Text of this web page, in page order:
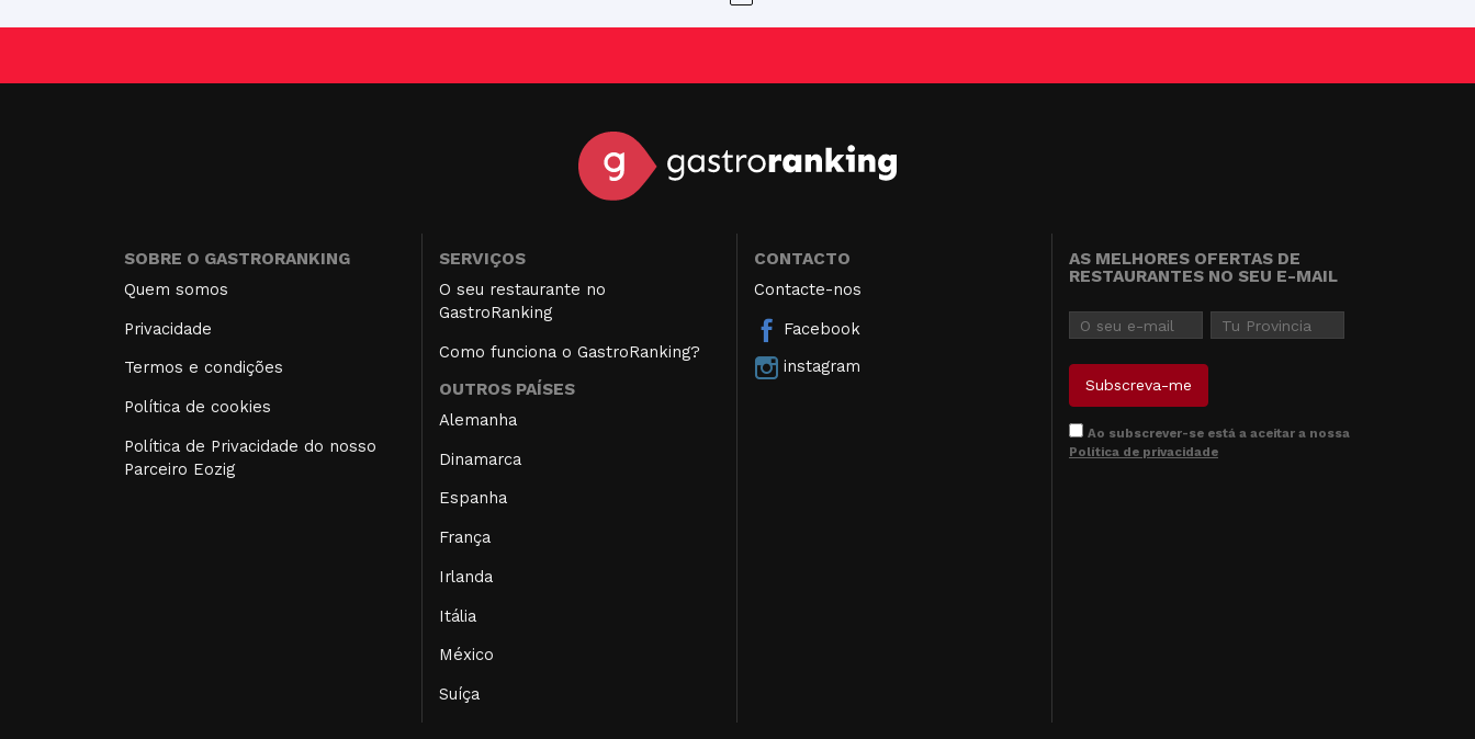
SOBRE O GASTRORANKING
Quem somos
Privacidade
Termos e condições
Política de cookies
Política de Privacidade do nosso
Parceiro Eozig
SERVIÇOS
O seu restaurante no
GastroRanking
Como funciona o GastroRanking?
OUTROS PAÍSES
Alemanha
Dinamarca
Espanha
França
Irlanda
Itália
México
Suíça
CONTACTO
Contacte-nos
Facebook
instagram
AS MELHORES OFERTAS DE
RESTAURANTES NO SEU E-MAIL
Ao subscrever-se está a aceitar a nossa
Política de privacidade